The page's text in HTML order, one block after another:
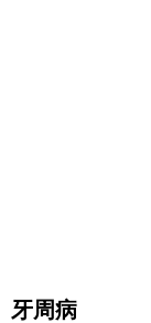
牙周病